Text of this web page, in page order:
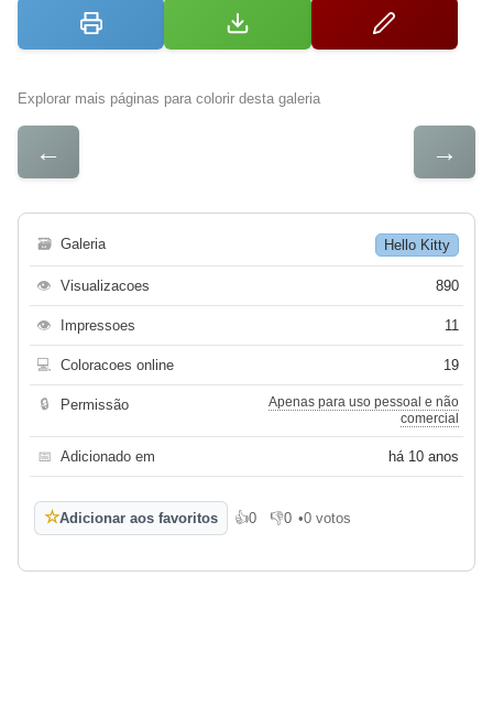
Explorar mais páginas para colorir desta galeria
← →
🗃 Galeria Hello Kitty
👁 Visualizacoes 890
👁 Impressoes 11
💻 Coloracoes online 19
🔒 Permissão
Apenas para uso pessoal e não
comercial
📅 Adicionado em há 10 anos
☆Adicionar aos favoritos 👍0
Gosto👎0
Não gosto
•0 votos